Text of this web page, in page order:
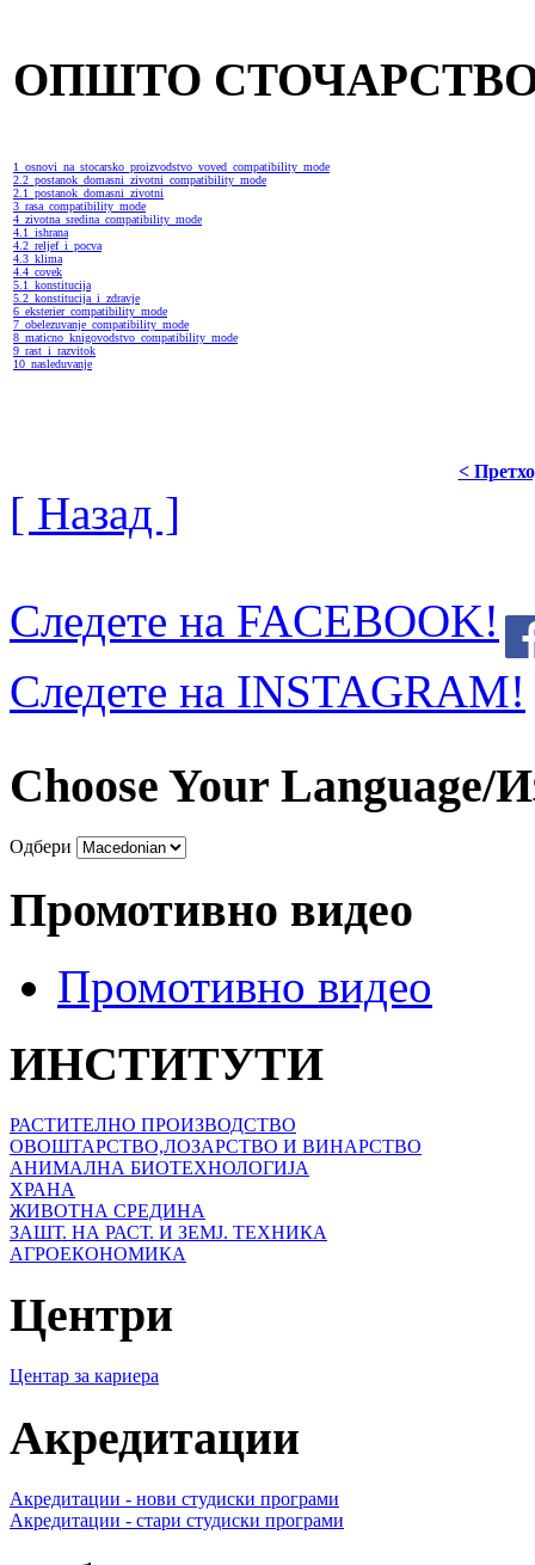
ОПШТО
1_osnovi_na_stocarsko_proizvodstvo_voved_compatibility_mode
2.2_postanok_domasni_zivotni_compatibility_mode
2.1_postanok_domasni_zivotni
3_rasa_compatibility_mode
4_zivotna_sredina_compatibility_mode
4.1_ishrana
4.2_reljef_i_pocva
4.3_klima
4.4_covek
5.1_konstitucija
5.2_konstitucija_i_zdravje
6_eksterier_compatibility_mode
7_obelezuvanje_compatibility_mode
8_maticno_knigovodstvo_compatibility_mode
9_rast_i_razvitok
10_nasleduvanje
<
[ Назад ]
Следете на FACEBOOK!
Следете на INSTAGRAM!
Choose Your Language/
Одбери
Промотивно видео
Промотивно видео
ИНСТИТУТИ
РАСТИТЕЛНО ПРОИЗВОДСТВО
ОВОШТАРСТВО,ЛОЗАРСТВО И ВИНАРСТВО
АНИМАЛНА БИОТЕХНОЛОГИЈА
ХРАНА
ЖИВОТНА СРЕДИНА
ЗАШТ. НА РАСТ. И ЗЕМЈ. ТЕХНИКА
АГРОЕКОНОМИКА
Центри
Центар за кариера
Акредитации
Акредитации - нови студиски програми
Акредитации - стари студиски програми